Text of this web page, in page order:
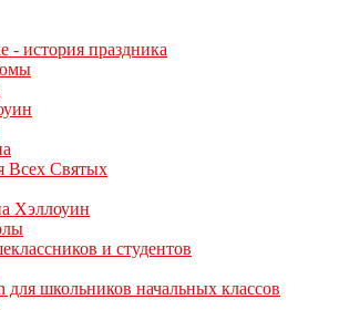
- история праздника
Всех Святых
Хэллоуин
и студентов
школьников начальных классов